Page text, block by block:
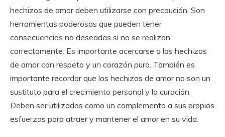
hechizos de amor deben utilizarse con precaución. Son
herramientas poderosas que pueden tener
consecuencias no deseadas si no se realizan
correctamente. Es importante acercarse a los hechizos
de amor con respeto y un corazón puro. También es
importante recordar que los hechizos de amor no son un
sustituto para el crecimiento personal y la curación.
Deben ser utilizados como un complemento a sus propios
esfuerzos para atraer y mantener el amor en su vida.